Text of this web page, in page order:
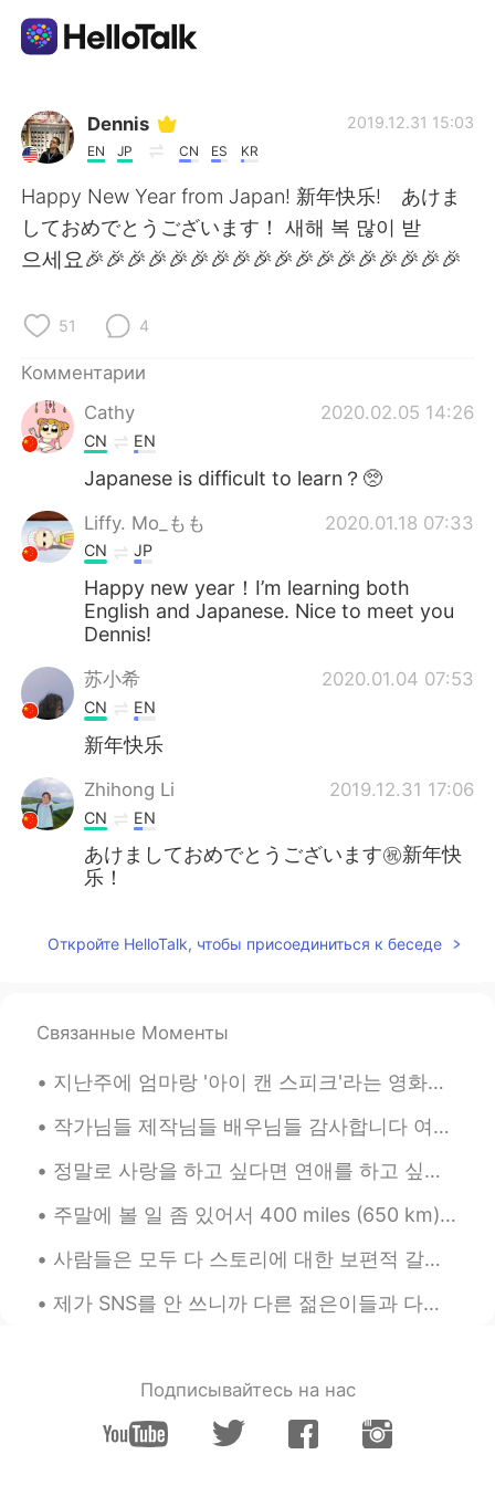
Приложение для Языкового Обмена
AI Grammar Checker
Русский
English
العربية
한국어
Indonesia Italiano
Türkçe
Português
Dennis
EN JP CN ES KR
2019.12.31 15:03
Happy New Year from Japan! 新年快乐! あけま
しておめでとうございます！ 새해 복 많이 받
으세요🎉🎉🎉🎉🎉🎉🎉🎉🎉🎉🎉🎉🎉🎉🎉🎉🎉🎉
51 4
Комментарии
Cathy
2020.02.05 14:26
CN EN
Japanese is difficult to learn？🥺
Liffy. Mo_もも 2020.01.18 07:33
CN JP
Happy new year！I’m learning both
English and Japanese. Nice to meet you
Dennis!
苏小希 2020.01.04 07:53
CN EN
新年快乐
Zhihong Li 2019.12.31 17:06
CN EN
あけましておめでとうございます㊗️新年快
乐！
Откройте HelloTalk, чтобы присоединиться к беседе
Связанные Моменты
지난주에 엄마랑 '아이 캔 스피크'라는 영화를 봤습니다 제가 미국에서 태어나고 자라온 사람으로서 "How are you?"라는 질문을 매일 몇번씩이나 받으면서 수도 없이 많...
작가님들 제작님들 배우님들 감사합니다 여자들의 이야기를 알리기 위해 용기를 내주셔서 감사합니다 작년에 첫시즌도 보고 정말 공감하고 감동 받았는데 이번에도 잘 봤습니다 h...
정말로 사랑을 하고 싶다면 연애를 하고 싶다면 결혼을 하고 싶다면 미래의 가족에게 잘해주고 싶은 마음이 있다면 그것을 증명할 수 있는 가장 분명한 방법은 지금부터 현재 가족에...
주말에 볼 일 좀 있어서 400 miles (650 km) 운전해야 됐었는데 출발하기 전에 제 휴대폰을 꺼놓았어요 나: 아빠 내 폰 어딨어? 아빠: 여깄어. 왜? 나: 내가...
사람들은 모두 다 스토리에 대한 보편적 갈망을 품고 있다고 믿습니다 우리는 시간만 나면 스토리를 찾게 되죠 드라마를 시청하든가, 영화관에 가든가, 연극을 보든가, 웹툰을 읽든...
제가 SNS를 안 쓰니까 다른 젊은이들과 다른 점 여러개 있는 거 같지만 분명한 차이 하나는 사진을 비교적으로 많이 안 찍는거에요 미국에서 젊은 10대, 20대초반들이 제일 ...
Подписывайтесь на нас